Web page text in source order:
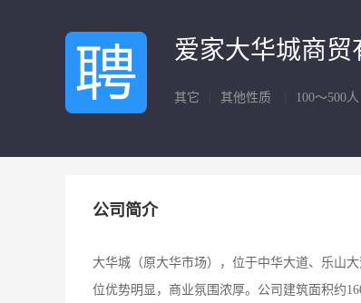
爱家大华城商贸
其它 其他性质 100～500人
公司简介
大华城（原大华市场），位于中华大道、乐山
位优势明显，商业氛围浓厚。公司建筑面积约